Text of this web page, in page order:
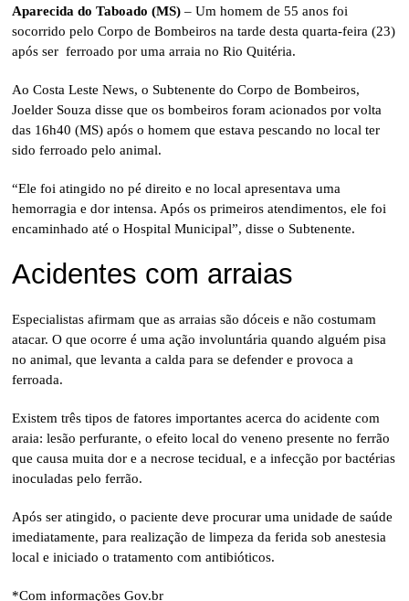
Aparecida do Taboado (MS) – Um homem de 55 anos foi
socorrido pelo Corpo de Bombeiros na tarde desta quarta-feira (23)
após ser ferroado por uma arraia no Rio Quitéria.
Ao Costa Leste News, o Subtenente do Corpo de Bombeiros,
Joelder Souza disse que os bombeiros foram acionados por volta
das 16h40 (MS) após o homem que estava pescando no local ter
sido ferroado pelo animal.
“Ele foi atingido no pé direito e no local apresentava uma
hemorragia e dor intensa. Após os primeiros atendimentos, ele foi
encaminhado até o Hospital Municipal”, disse o Subtenente.
Acidentes com arraias
Especialistas afirmam que as arraias são dóceis e não costumam
atacar. O que ocorre é uma ação involuntária quando alguém pisa
no animal, que levanta a calda para se defender e provoca a
ferroada.
Existem três tipos de fatores importantes acerca do acidente com
araia: lesão perfurante, o efeito local do veneno presente no ferrão
que causa muita dor e a necrose tecidual, e a infecção por bactérias
inoculadas pelo ferrão.
Após ser atingido, o paciente deve procurar uma unidade de saúde
imediatamente, para realização de limpeza da ferida sob anestesia
local e iniciado o tratamento com antibióticos.
*Com informações Gov.br